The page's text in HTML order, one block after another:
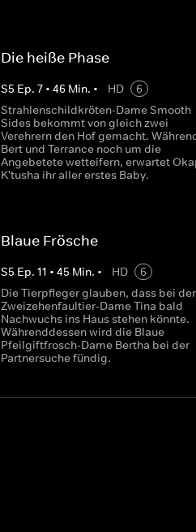
Die heiße Phase
S5 Ep. 7• 46Min. • HD
6
Strahlenschildkröten-Dame Smooth
Sides bekommt von gleich zwei
Verehrern den Hof gemacht.
Bert und Terrance noch um die
Angebetete wetteifern, erwartet
K'tusha ihr aller erstes Baby.
Blaue Frösche
S5 Ep. 11 • 45 Min. • HD
6
Die Tierpfleger glauben, dass bei der
Zweizehenfaultier-Dame Tina bald
Nachwuchs ins Haus stehen könnte.
Währenddessen wird die Blaue
Pfeilgiftfrosch-Dame Bertha bei der
Partnersuche fündig.